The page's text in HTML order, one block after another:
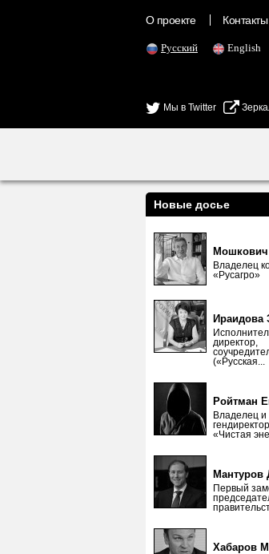
О проекте Контакты
Русский English
Мы в Twitter
Новые досье
Владелец
«Русагро»
Ираидова
директор,
(«Русская...
Ройтман
Владелец и
«Чистая
Мантуров
Первый
Хабаров